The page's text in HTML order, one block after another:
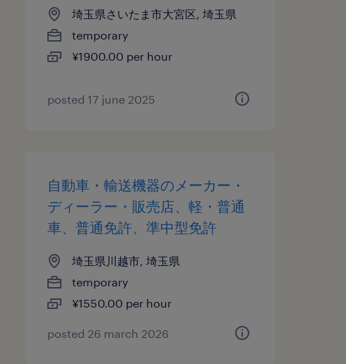
埼玉県さいたま市大宮区, 埼玉県
temporary
¥1900.00 per hour
posted 17 june 2025
自動車・輸送機器のメーカー・
ディーラー・販売店、軽・普通
車、普通免許、準中型免許
埼玉県川越市, 埼玉県
temporary
¥1550.00 per hour
posted 26 march 2026